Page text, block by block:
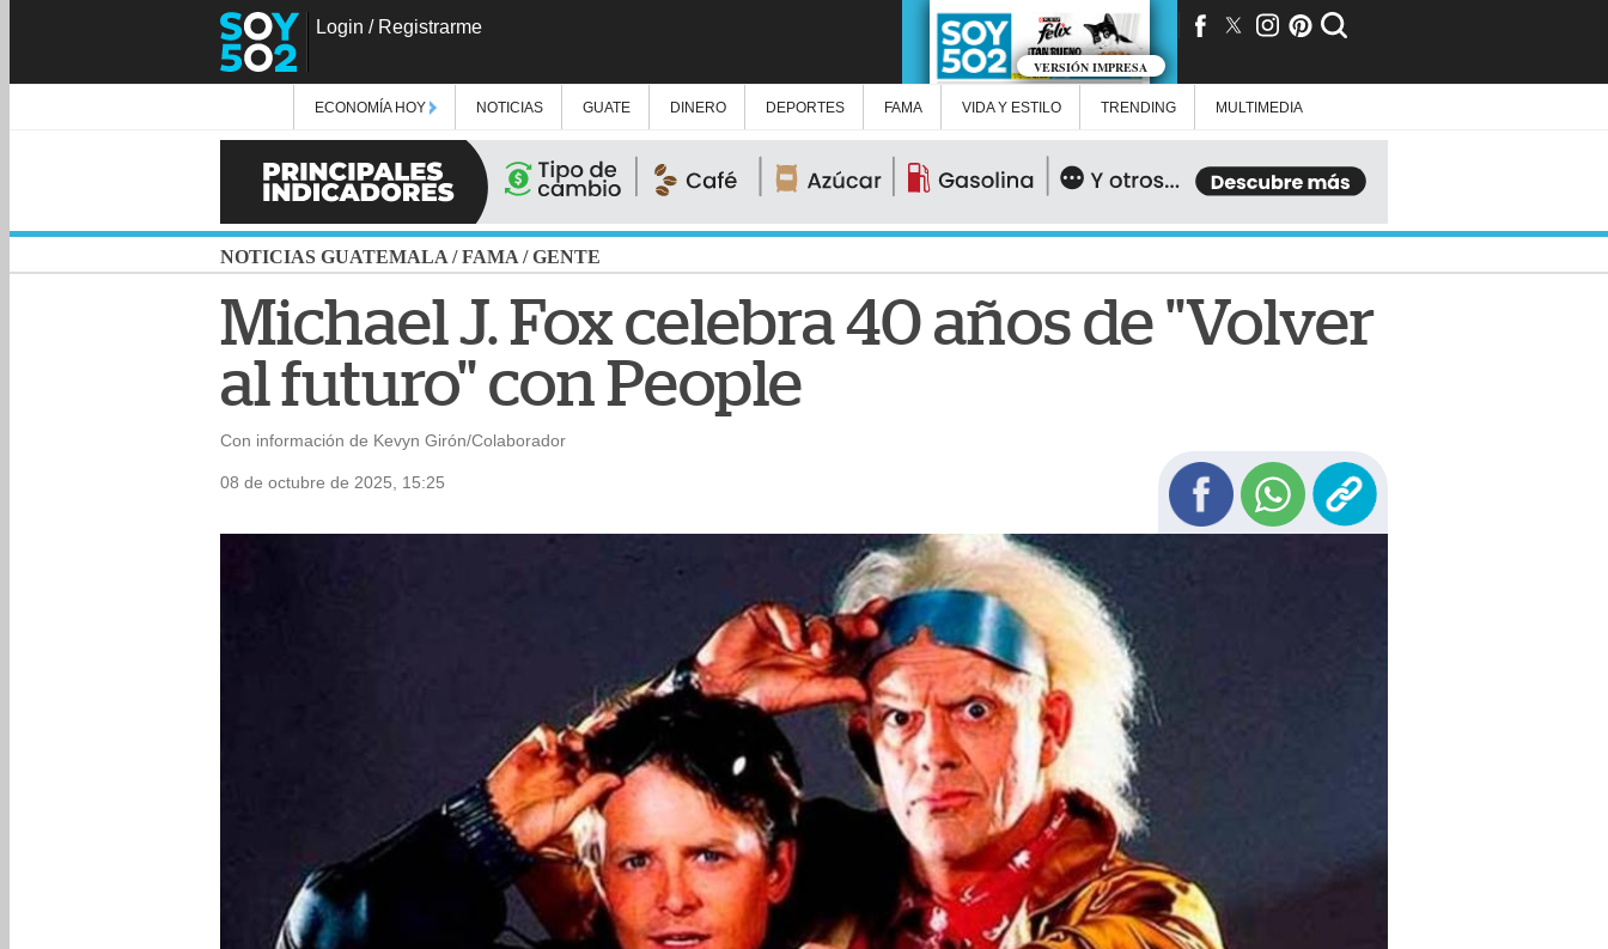
Login / Registrarme
VERSIÓN IMPRESA
ECONOMÍA HOY NOTICIAS GUATE DINERO DEPORTES FAMA VIDA Y ESTILO TRENDING MULTIMEDIA
NOTICIAS GUATEMALA /FAMA /GENTE
Michael J. Fox celebra 40 años de "Volver
al futuro" con People
Con información de Kevyn Girón/Colaborador
08 de octubre de 2025, 15:25